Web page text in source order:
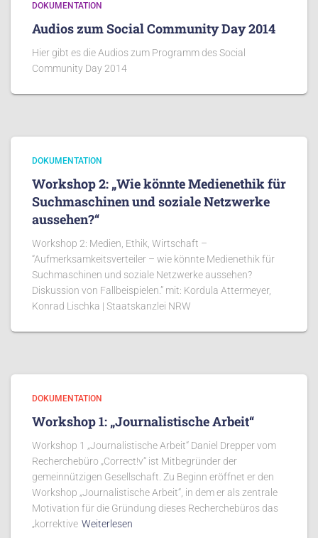
DOKUMENTATION
Audios zum Social Community Day 2014
Hier gibt es die Audios zum Programm des Social
Community Day 2014
DOKUMENTATION
Workshop 2: „Wie könnte Medienethik für
Suchmaschinen und soziale Netzwerke
aussehen?“
Workshop 2: Medien, Ethik, Wirtschaft –
“Aufmerksamkeitsverteiler – wie könnte Medienethik für
Suchmaschinen und soziale Netzwerke aussehen?
Diskussion von Fallbeispielen.” mit: Kordula Attermeyer,
Konrad Lischka | Staatskanzlei NRW
DOKUMENTATION
Workshop 1: „Journalistische Arbeit“
Workshop 1 „Journalistische Arbeit“ Daniel Drepper vom
Recherchebüro „Correct!v“ ist Mitbegründer der
gemeinnützigen Gesellschaft. Zu Beginn eröffnet er den
Workshop „Journalistische Arbeit“, in dem er als zentrale
Motivation für die Gründung dieses Recherchebüros das
„korrektive Weiterlesen